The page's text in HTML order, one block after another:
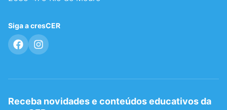
Siga a cresCER
Receba novidades e conteúdos educativos da